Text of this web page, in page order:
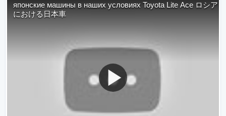
японские машины в наших условиях Toyota Lite Ace ロシア
における日本車